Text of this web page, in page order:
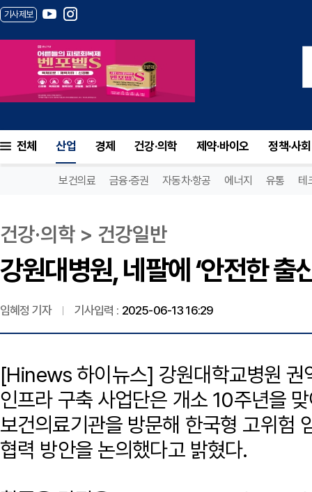
기사제보
전체 산업 경제 건강·의학 제약·바이오 정책·사회
보건의료 금융·증권 자동차·항공 에너지 유통 테
건강·의학 > 건강일반
강원대병원, 네팔에 ‘안전한 출
임혜정 기자 기사입력 : 2025-06-13 16:29
[Hinews 하이뉴스] 강원대학교병원 권
인프라 구축 사업단은 개소 10주년을
보건의료기관을 방문해 한국형 고위험
협력 방안을 논의했다고 밝혔다.